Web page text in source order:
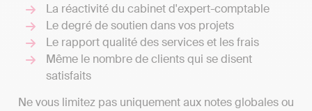
La réactivité du cabinet d'expert-comptable
Le degré de soutien dans vos projets
Le rapport qualité des services et les frais
Même le nombre de clients qui se disent
satisfaits
Ne vous limitez pas uniquement aux notes globales ou